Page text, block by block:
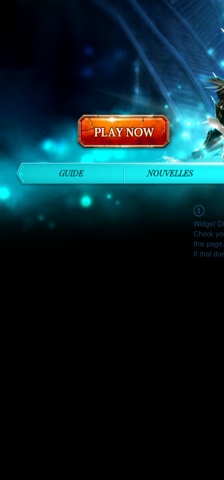
Widget
Check
this page.
If that
GUIDE NOUVELLES